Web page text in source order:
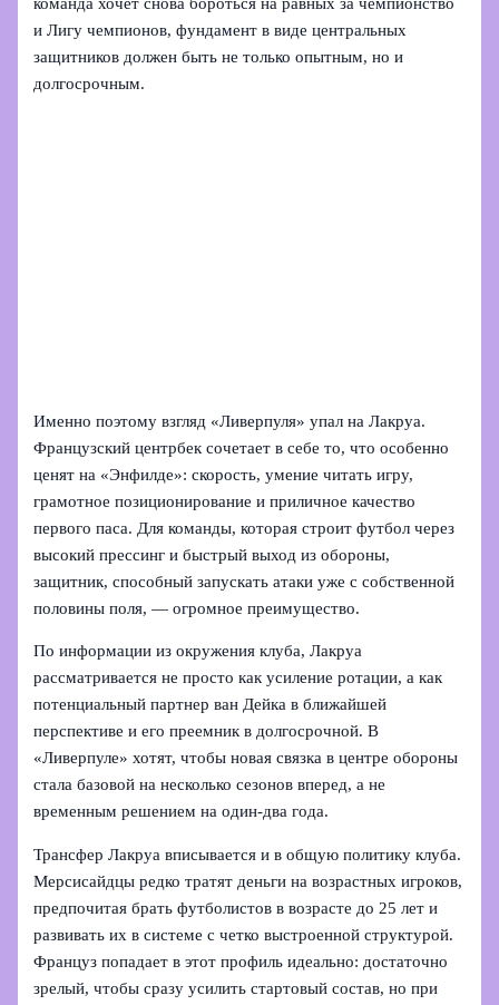
и Лигу чемпионов, фундамент в виде центральных
защитников должен быть не только опытным, но и
долгосрочным.
Именно поэтому взгляд «Ливерпуля» упал на Лакруа.
Французский центрбек сочетает в себе то, что особенно
ценят на «Энфилде»: скорость, умение читать игру,
грамотное позиционирование и приличное качество
первого паса. Для команды, которая строит футбол через
высокий прессинг и быстрый выход из обороны,
защитник, способный запускать атаки уже с собственной
половины поля, — огромное преимущество.
По информации из окружения клуба, Лакруа
рассматривается не просто как усиление ротации, а как
потенциальный партнер ван Дейка в ближайшей
перспективе и его преемник в долгосрочной. В
«Ливерпуле» хотят, чтобы новая связка в центре обороны
стала базовой на несколько сезонов вперед, а не
временным решением на один-два года.
Трансфер Лакруа вписывается и в общую политику клуба.
Мерсисайдцы редко тратят деньги на возрастных игроков,
предпочитая брать футболистов в возрасте до 25 лет и
развивать их в системе с четко выстроенной структурой.
Француз попадает в этот профиль идеально: достаточно
зрелый, чтобы сразу усилить стартовый состав, но при